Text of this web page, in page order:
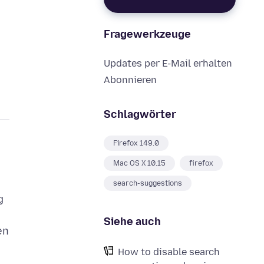
Fragewerkzeuge
Updates per E-Mail erhalten
Abonnieren
Schlagwörter
Firefox 149.0
Mac OS X 10.15 firefox
search-suggestions
Siehe auch
How to disable search